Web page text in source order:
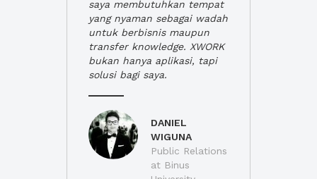
saya membutuhkan tempat
yang nyaman sebagai wadah
untuk berbisnis maupun
transfer knowledge. XWORK
bukan hanya aplikasi, tapi
solusi bagi saya.
DANIEL
WIGUNA
Public Relations
at Binus